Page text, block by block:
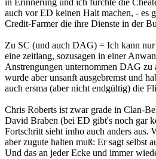
in Erinnerung und ich fürchte die
auch vor ED keinen Halt machen, - es
Credit-Farmer die ihre Dienste in der
Zu SC (und auch DAG) = Ich kann
eine zeitlang, sozusagen in einer
Anstrengungen unternommen DAG zu
wurde aber unsanft ausgebremst und
auch ersma (aber nicht endgültig) die
Chris Roberts ist zwar grade in Clan-
David Braben (bei ED gibt's noch gar
Fortschritt sieht imho auch anders aus.
aber zugute halten muß: Er sagt selbst
Und das an jeder Ecke und immer